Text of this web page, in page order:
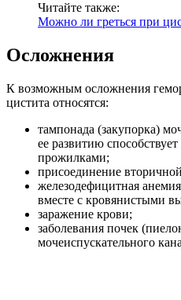
Читайте также:
Можно ли греться при
Осложнения
К возможным осложнения
цистита относятся:
тампонада (закупорка)
ее развитию
прожилками;
присоединение
железодефицитная
вместе с кровянистыми
заражение крови;
заболевания почек
мочеиспускательного